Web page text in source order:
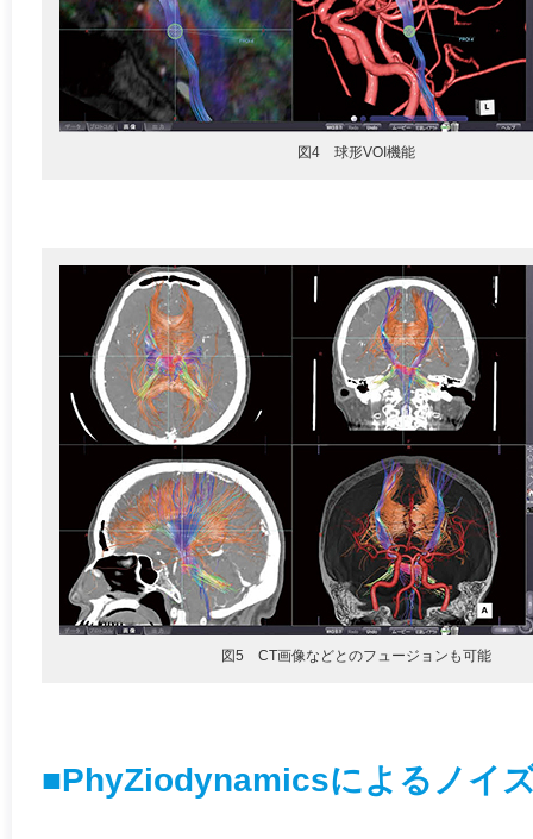
図4 球形VOI機能
図5 CT画像などとのフュージョンも可能
■PhyZiodynamicsによるノイ